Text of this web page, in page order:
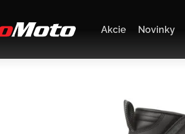
Akcie Novinky